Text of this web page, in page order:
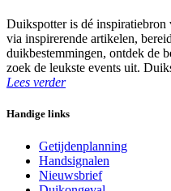
Duikspotter is dé
via inspirerende artikelen,
duikbestemmingen, ontdek de
zoek de leukste events uit.
Lees verder
Handige links
Getijdenplanning
Handsignalen
Nieuwsbrief